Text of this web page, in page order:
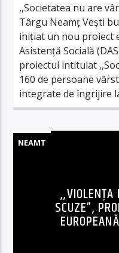
,,Societatea nu are
Târgu Neamț Vești
inițiat un nou proiect
Asistență Socială
proiectul intitulat
160 de persoane
integrate de îngrijire
NEAMT
,,VIOLENȚA
SCUZE”,